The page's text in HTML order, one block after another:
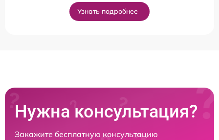
Узнать подробнее
Нужна консультация?
Закажите бесплатную консультацию